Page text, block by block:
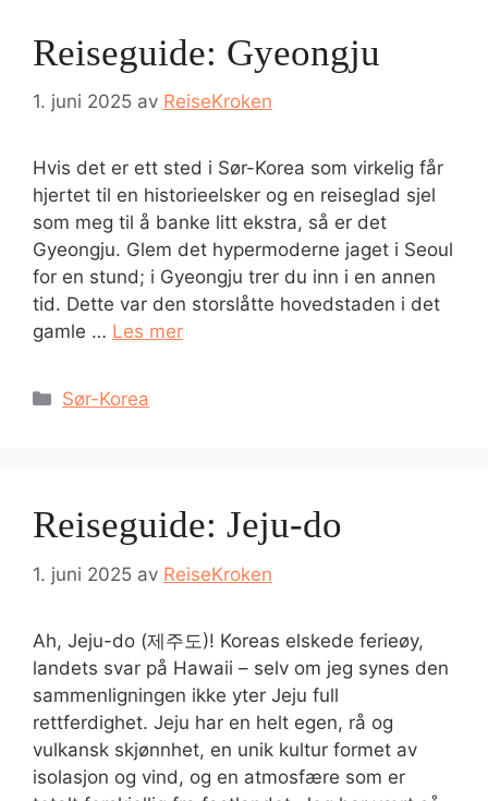
Reiseguide: Gyeongju
1. juni 2025 av ReiseKroken
Hvis det er ett sted i Sør-Korea som virkelig får
hjertet til en historieelsker og en reiseglad sjel
som meg til å banke litt ekstra, så er det
Gyeongju. Glem det hypermoderne jaget i Seoul
for en stund; i Gyeongju trer du inn i en annen
tid. Dette var den storslåtte hovedstaden i det
gamle … Les mer
Kategorier
Sør-Korea
Reiseguide: Jeju-do
1. juni 2025 av ReiseKroken
Ah, Jeju-do (제주도)! Koreas elskede ferieøy,
landets svar på Hawaii – selv om jeg synes den
sammenligningen ikke yter Jeju full
rettferdighet. Jeju har en helt egen, rå og
vulkansk skjønnhet, en unik kultur formet av
isolasjon og vind, og en atmosfære som er